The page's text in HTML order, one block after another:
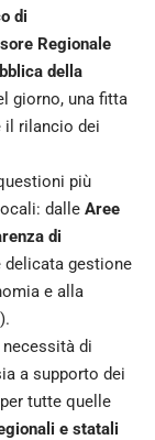
di
Regionale
della
giorno, una fitta
il rilancio dei
più
dalle Aree
di
delicata gestione
e alla
di
a supporto dei
tutte quelle
e statali